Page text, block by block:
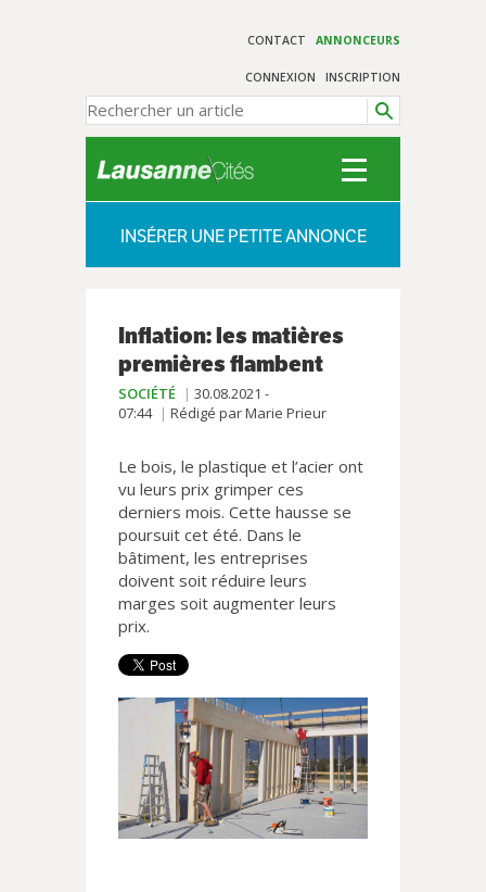
CONTACT ANNONCEURS
CONNEXION INSCRIPTION
INSÉRER UNE PETITE ANNONCE
Inflation: les matières
premières flambent
SOCIÉTÉ
30.08.2021 -
07:44
Rédigé par Marie Prieur
Le bois, le plastique et l’acier ont
vu leurs prix grimper ces
derniers mois. Cette hausse se
poursuit cet été. Dans le
bâtiment, les entreprises
doivent soit réduire leurs
marges soit augmenter leurs
prix.